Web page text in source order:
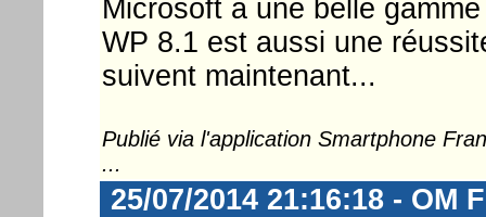
Microsoft a une belle
WP 8.1 est aussi une
suivent maintenant...
Publié via l'application Smartphone
...
25/07/2014 21:16:18 - OM